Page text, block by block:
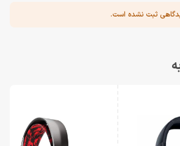
ثبت نشده است.